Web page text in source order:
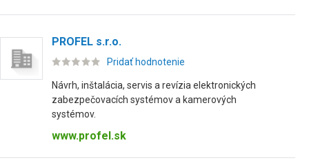
PROFEL s.r.o.
Pridať hodnotenie
Návrh, inštalácia, servis a revízia elektronických
zabezpečovacích systémov a kamerových
systémov.
www.profel.sk